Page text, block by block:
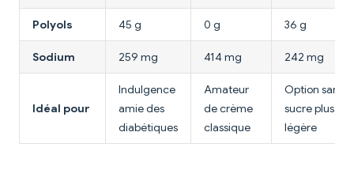
Polyols 45 g 0 g 36 g
Sodium 259 mg 414 mg 242 mg
Idéal pour
Indulgence
amie des
diabétiques
Amateur
de crème
classique
Option sans
sucre plus
légère